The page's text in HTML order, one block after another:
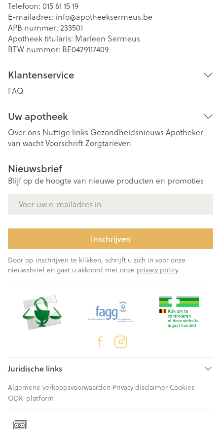
Telefoon: 015 61 15 19
E-mailadres: info@apotheeksermeus.be
APB nummer: 233501
Apotheek titularis: Marleen Sermeus
BTW nummer: BE0429117409
Klantenservice
FAQ
Uw apotheek
Over ons Nuttige links Gezondheidsnieuws Apotheker
van wachtVoorschriftZorgtarieven
Nieuwsbrief
Blijf op de hoogte van nieuwe producten en promoties
Inschrijven
Door op inschrijven te klikken, schrijft u zich in voor onze
nieuwsbrief en gaat u akkoord met onze privacy policy.
Juridische links
Algemene verkoopsvoorwaarden Privacy disclaimer Cookies
ODR-platform